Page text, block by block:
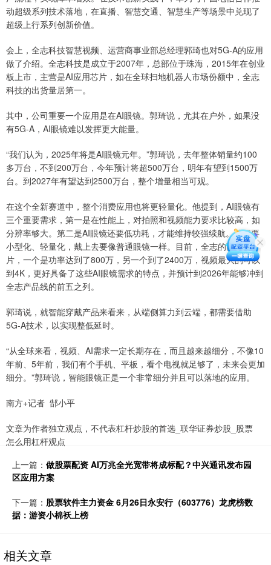
动超级系列技术落地，在直播、智慧交通、智慧生产等场景中兑现了
超级上行系列创新价值。
会上，全志科技智慧视频、运营商事业部总经理郭琦也对5G-A的应用
做了介绍。全志科技是成立于2007年，总部位于珠海，2015年在创业
板上市，主营是AI应用芯片，如在全球扫地机器人市场份额中，全志
科技的出货量居第一。
其中，公司重要一个应用是在AI眼镜。郭琦说，尤其在户外，如果没
有5G-A，AI眼镜难以发挥更大能量。
“我们认为，2025年将是AI眼镜元年。”郭琦说，去年整体销量约100
多万台，不到200万台，今年预计将超500万台，明年有望到1500万
台。到2027年有望达到2500万台，整个增量相当可观。
在这个全新赛道中，整个消费应用也将更轻量化。他提到，AI眼镜有
三个重要需求，第一是在性能上，对拍照和视频能力要求比较高，如
分辨率够大。第二是AI眼镜还要低功耗，才能维持较强续航。第三要
小型化、轻量化，戴上去要像普通眼镜一样。目前，全志的两款芯
片，一个是功率达到了800万，另一个到了2400万，视频最大的可以
到4K，更好具备了这些AI眼镜需求的特点，并预计到2026年能够冲到
全志产品线的前五之列。
郭琦说，就智能穿戴产品来看来，从端侧算力到云端，都需要借助
5G-A技术，以实现整低延时。
“从全球来看，视频、AI需求一定长期存在，而且越来越细分，不像10
年前、5年前，我们有个手机、平板，看个电视就足够了，未来会更加
细分。”郭琦说，智能眼镜正是一个非常细分并且可以落地的应用。
南方+记者 郜小平
文章为作者独立观点，不代表杠杆炒股的首选_联华证券炒股_股票
怎么用杠杆观点
上一篇： 做股票配资 AI万兆全光宽带将成标配？中兴通讯发布园
区应用方案
下一篇： 股票软件主力资金 6月26日永安行（603776）龙虎榜数
据：游资小棉袄上榜
相关文章